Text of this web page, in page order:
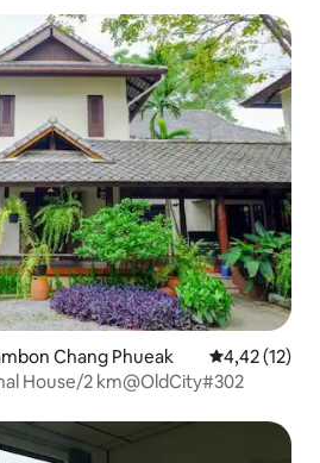
Chang Phueak Évaluation
4,42 (12)
House/2 km@OldCity#302